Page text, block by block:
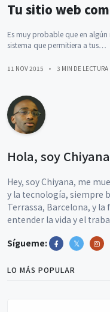
Tu sitio web
Es muy probable que en
sistema que permitiera a tus…
11 NOV 2015 3 MIN DE LECTURA
Hola, soy Chiyana
Hey, soy Chiyana, me
y la tecnología, siempre
Terrassa, Barcelona, y
entender la vida y el
Sígueme:
LO MÁS POPULAR